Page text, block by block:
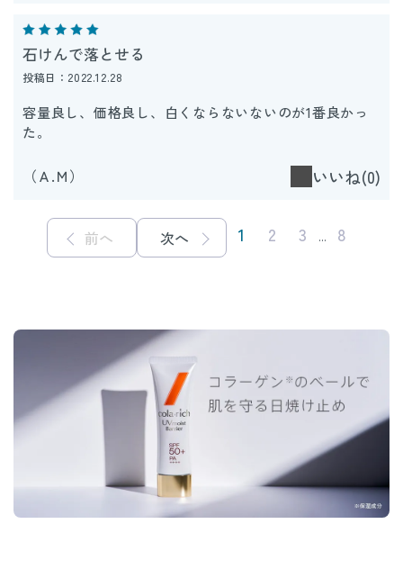
石けんで落とせる
投稿日：2022.12.28
容量良し、価格良し、白くならないないのが1番良かっ
た。
（Ａ.Ｍ） いいね(0)
前へ 1 2 3 ... 8
次へ